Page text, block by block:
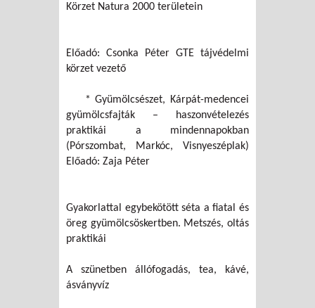
Körzet Natura 2000 területein
Előadó: Csonka Péter GTE tájvédelmi
körzet vezető
* Gyümölcsészet, Kárpát-medencei
gyümölcsfajták – haszonvételezés
praktikái a mindennapokban
(Pórszombat, Markóc, Visnyeszéplak)
Előadó: Zaja Péter
Gyakorlattal egybekötött séta a fiatal és
öreg gyümölcsöskertben. Metszés, oltás
praktikái
A szünetben állófogadás, tea, kávé,
ásványvíz